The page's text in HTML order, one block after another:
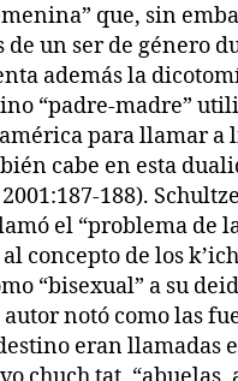
que, sin
un ser de género
además la
“padre-madre”
para llamar a
cabe en esta
188).
el “problema de
concepto de los
“bisexual” a su
autor notó como las
eran llamadas